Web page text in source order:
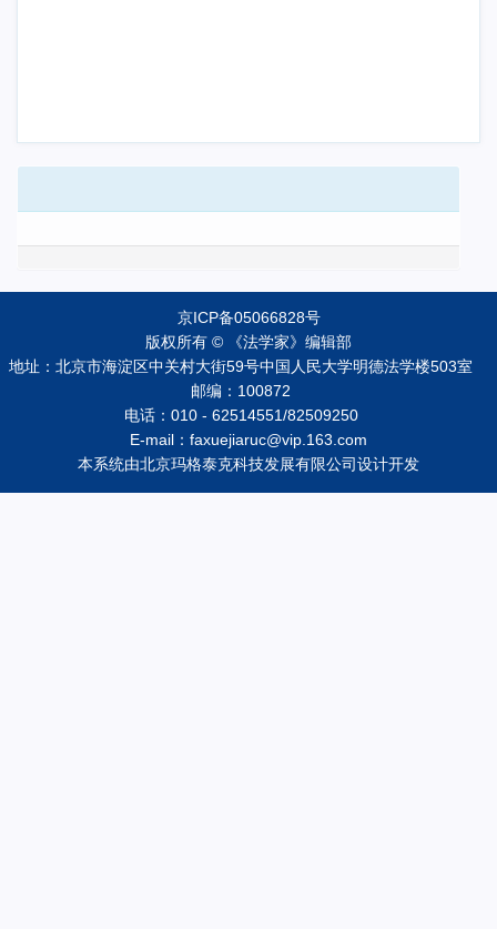
京ICP备05066828号
版权所有 © 《法学家》编辑部
地址：北京市海淀区中关村大街59号中国人民大学明德法学楼503室
邮编：100872
电话：010 - 62514551/82509250
E-mail：faxuejiaruc@vip.163.com
本系统由北京玛格泰克科技发展有限公司设计开发